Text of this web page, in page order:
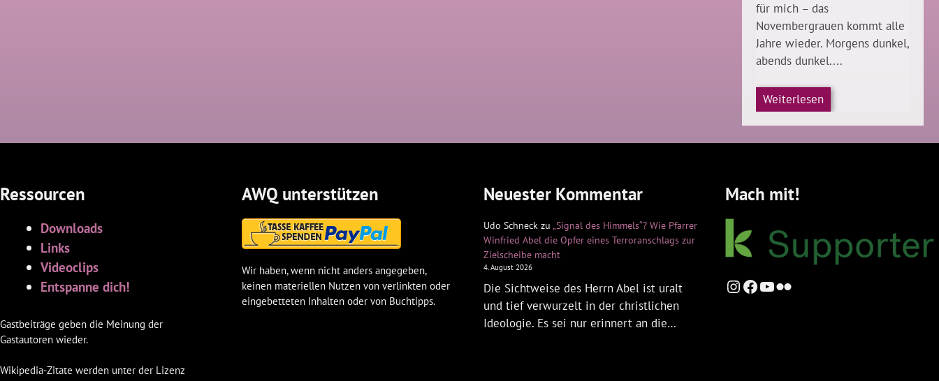
für mich – das
Novembergrauen kommt alle
Jahre wieder. Morgens dunkel,
abends dunkel....
Weiterlesen
Ressourcen
Downloads
Links
Videoclips
Entspanne dich!
Gastbeiträge geben die Meinung der
Gastautoren wieder.
Wikipedia-Zitate werden unter der Lizenz
AWQ unterstützen
Wir haben, wenn nicht anders angegeben,
keinen materiellen Nutzen von verlinkten oder
eingebetteten Inhalten oder von Buchtipps.
Neuester Kommentar
Udo Schneck zu „Signal des Himmels“? Wie Pfarrer
Winfried Abel die Opfer eines Terroranschlags zur
Zielscheibe macht
4. August 2026
Die Sichtweise des Herrn Abel ist uralt
und tief verwurzelt in der christlichen
Ideologie. Es sei nur erinnert an die…
Mach mit!
Instagram
Facebook
YouTube
Flickr